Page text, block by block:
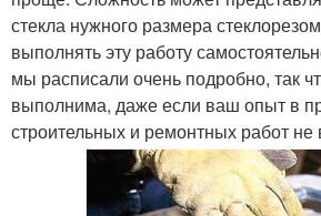
стекла нужного размера
выполнять эту работу
мы расписали очень подробно, так
выполнима, даже если ваш опыт в
строительных и ремонтных работ не